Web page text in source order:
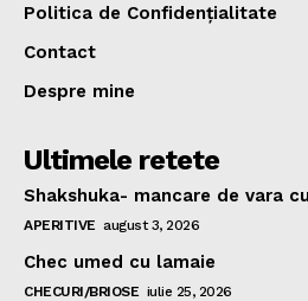
Politica de Confidențialitate
Contact
Despre mine
Ultimele retete
Shakshuka- mancare de vara
APERITIVE august 3, 2026
Chec umed cu lamaie
CHECURI/BRIOSE iulie 25, 2026